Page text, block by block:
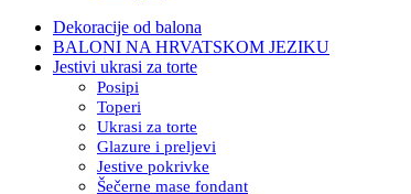
Dekoracije od balona
BALONI NA HRVATSKOM JEZIKU
Jestivi ukrasi za torte
Posipi
Toperi
Ukrasi za torte
Glazure i preljevi
Jestive pokrivke
Šečerne mase fondant